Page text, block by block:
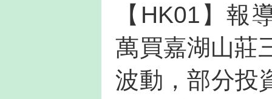
【HK01】報
萬買嘉湖山莊
波動，部分投